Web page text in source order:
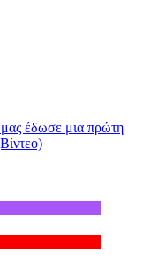
έδωσε μια πρώτη